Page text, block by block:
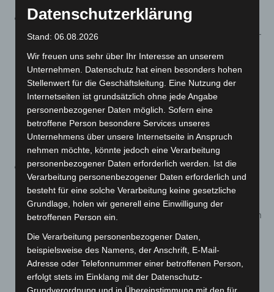
Der Bund lässt zukünftig nach § 28b Abs. 1 Satz 1
IfSG-neu im Personenfernverkehr alternativ zur FFP2-
Land Niedersachsen besteht für den hiesigen
Personennahverkehr (wie bisher) auf FFP2-Masken
(siehe § 4 Absatz 1 Satz 2 Ziffer 1 und Absatz 1a Satz 1
der Corona-Verordnung). Es erfolgt eine Ergänzung
des Begriffs „Fähren“ da diese nicht als
Personennahverkehr einzustufen sind.
Auch zukünftig gilt aufgrund des Verweises in § 4
Absatz 1 Satz 2 Ziffer 3 eine FFP-2 Maskenpflicht im
Innenbereich während einer Veranstaltung ab 50
Personen, beim Besuch eines Gastronomiebetriebs, in
einer Spielbank. Die Maske darf abgenommen
werden, soweit und solange ein Sitzplatz
eingenommen wird.
Datenschutzerklärung
Stand: 06.08.2026
Wir freuen uns sehr über Ihr Interesse an unserem
Unternehmen. Datenschutz hat einen besonders hohen
Stellenwert für die Geschäftsleitung. Eine Nutzung der
Internetseiten ist grundsätzlich ohne jede Angabe
personenbezogener Daten möglich. Sofern eine
betroffene Person besondere Services unseres
Unternehmens über unsere Internetseite in Anspruch
nehmen möchte, könnte jedoch eine Verarbeitung
personenbezogener Daten erforderlich werden. Ist die
Verarbeitung personenbezogener Daten erforderlich und
besteht für eine solche Verarbeitung keine gesetzliche
Grundlage, holen wir generell eine Einwilligung der
betroffenen Person ein.
Die Verarbeitung personenbezogener Daten,
beispielsweise des Namens, der Anschrift, E-Mail-
Adresse oder Telefonnummer einer betroffenen Person,
erfolgt stets im Einklang mit der Datenschutz-